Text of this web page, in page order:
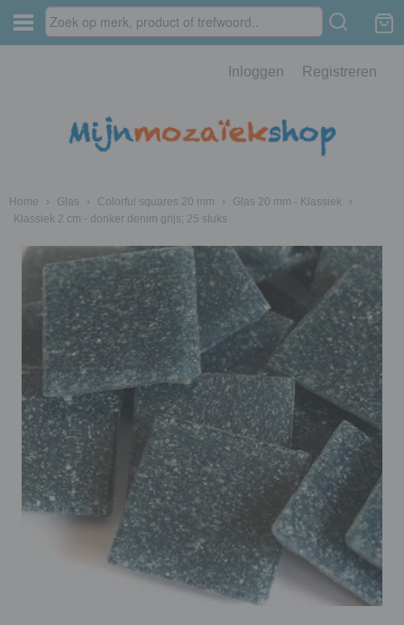
Inloggen Registreren
Home › Glas › Colorful squares 20 mm › Glas 20 mm - Klassiek
›
Klassiek 2 cm - donker denim grijs; 25 stuks